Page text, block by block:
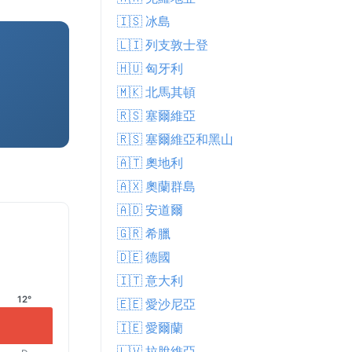
12°
🇮🇸 冰島
🇱🇮 列支敦士登
🇭🇺 匈牙利
🇲🇰 北馬其頓
🇷🇸 塞爾維亞
🇷🇸 塞爾維亞和黑山
🇦🇹 奧地利
🇦🇽 奧蘭群島
🇦🇩 安道爾
🇬🇷 希臘
🇩🇪 德國
🇮🇹 意大利
🇪🇪 愛沙尼亞
🇮🇪 愛爾蘭